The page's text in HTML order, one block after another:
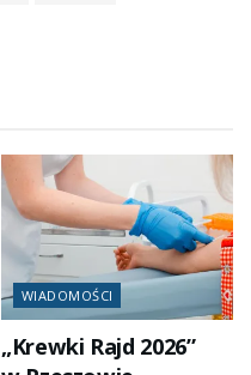
WIADOMOŚCI
„Krewki Rajd 2026”